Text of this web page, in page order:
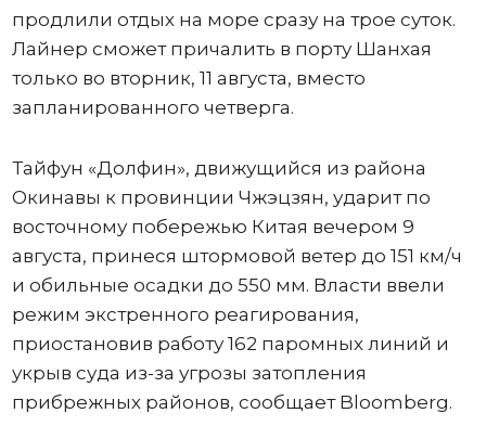
продлили отдых на море сразу на трое суток.
Лайнер сможет причалить в порту Шанхая
только во вторник, 11 августа, вместо
запланированного четверга.
Тайфун «Долфин», движущийся из района
Окинавы к провинции Чжэцзян, ударит по
восточному побережью Китая вечером 9
августа, принеся штормовой ветер до 151 км/ч
и обильные осадки до 550 мм. Власти ввели
режим экстренного реагирования,
приостановив работу 162 паромных линий и
укрыв суда из-за угрозы затопления
прибрежных районов, сообщает Bloomberg.